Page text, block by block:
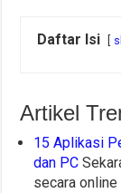
Daftar Isi
Artikel
15 Aplikasi
dan PC
secara